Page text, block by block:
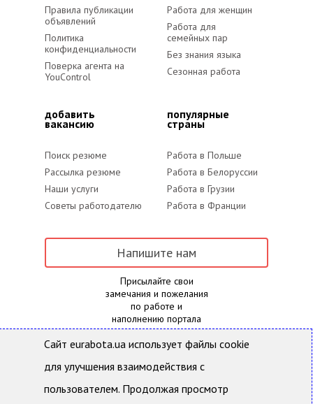
Правила публикации
объявлений
Политика
конфиденциальности
Поверка агента на
YouControl
Работа для женщин
Работа для
семейных пар
Без знания языка
Сезонная работа
добавить
вакансию
Поиск резюме
Рассылка резюме
Наши услуги
Советы работодателю
популярные
страны
Работа в Польше
Работа в Белоруссии
Работа в Грузии
Работа в Франции
Напишите нам
Присылайте свои
замечания и пожелания
по работе и
наполнению портала
Eurabota.ua- Поиск работы и подбор персонала
законодательством Украины. Использование
Сайт eurabota.ua использует файлы cookie
для улучшения взаимодействия с
пользователем. Продолжая просмотр